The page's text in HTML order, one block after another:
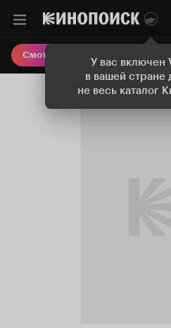
У вас включен
в вашей стране
не весь каталог
Смотреть кино